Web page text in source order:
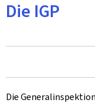
Die IGP
Die